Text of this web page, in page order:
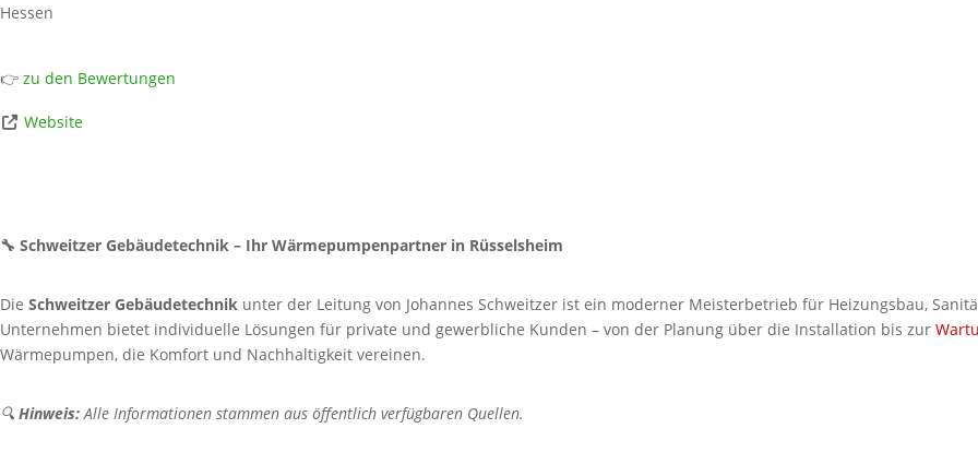
Hessen
👉 zu den Bewertungen
Website
🔧 Schweitzer Gebäudetechnik – Ihr Wärmepumpenpartner in Rüsselsheim
Die Schweitzer Gebäudetechnik unter der Leitung von Johannes Schweitzer ist ein moderner Meisterbetrieb für Heizungsbau,
Unternehmen bietet individuelle Lösungen für private und gewerbliche Kunden – von der Planung über die Installation bis zur
Wärmepumpen, die Komfort und Nachhaltigkeit vereinen.
🔍 Hinweis:Alle Informationen stammen aus öffentlich verfügbaren Quellen.